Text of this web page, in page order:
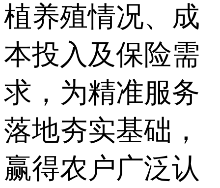
植养殖情况、成
本投入及保险需
求，为精准服务
落地夯实基础，
赢得农户广泛认